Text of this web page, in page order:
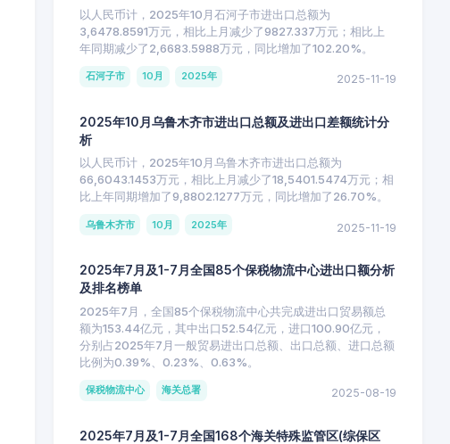
以人民币计，2025年10月石河子市进出口总额为
3,6478.8591万元，相比上月减少了9827.337万元；相比上
年同期减少了2,6683.5988万元，同比增加了102.20%。
石河子市 10月 2025年 2025-11-19
2025年10月乌鲁木齐市进出口总额及进出口差额统计分
析
以人民币计，2025年10月乌鲁木齐市进出口总额为
66,6043.1453万元，相比上月减少了18,5401.5474万元；相
比上年同期增加了9,8802.1277万元，同比增加了26.70%。
乌鲁木齐市 10月 2025年 2025-11-19
2025年7月及1-7月全国85个保税物流中心进出口额分析
及排名榜单
2025年7月，全国85个保税物流中心共完成进出口贸易额总
额为153.44亿元，其中出口52.54亿元，进口100.90亿元，
分别占2025年7月一般贸易进出口总额、出口总额、进口总额
比例为0.39%、0.23%、0.63%。
保税物流中心 海关总署 2025-08-19
2025年7月及1-7月全国168个海关特殊监管区(综保区